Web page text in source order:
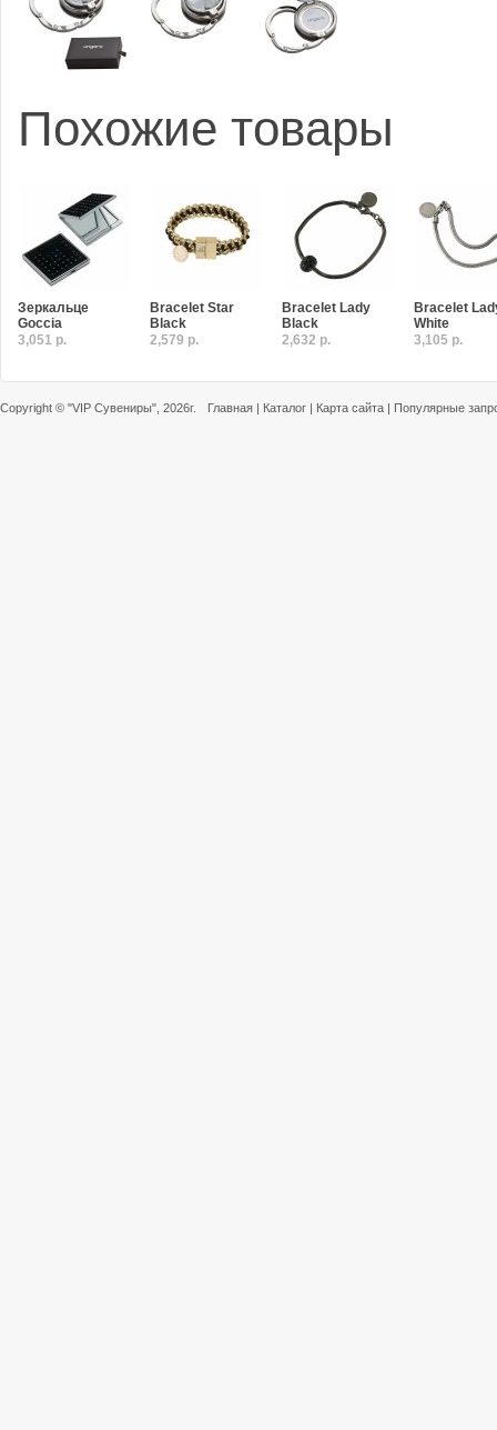
Похожие товары
Зеркальце
Goccia
3,051 р.
Bracelet Star
Black
2,579 р.
Bracelet Lady
Black
2,632 р.
Bracelet
White
3,105 р.
Copyright © "VIP Сувениры" , 2026г. Главная | Каталог | Карта сайта | Популярные